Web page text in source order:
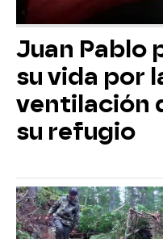
Juan Pablo
su vida por
ventilación
su refugio